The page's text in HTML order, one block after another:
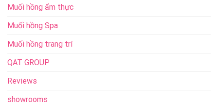
Muối hồng ẩm thực
Muối hồng Spa
Muối hồng trang trí
QAT GROUP
Reviews
showrooms